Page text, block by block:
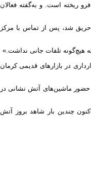
شماره 8 خیابان امام خمینی قرار دارد فرو ریخته است. و به‌گفته فعالان
حریق شد، پس از تماس با مرکز
هیچ‌گونه تلفات جانی نداشت.»
در بازارهای قدیمی کرمان
حضور ماشین‌های آتش نشانی در
چندین بار شاهد بروز آتش